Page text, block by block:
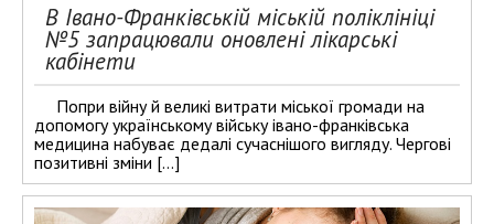
В Івано-Франківській міській поліклініці
№5 запрацювали оновлені лікарські
кабінети
Попри війну й великі витрати міської громади на
допомогу українському війську івано-франківська
медицина набуває дедалі сучаснішого вигляду. Чергові
позитивні зміни […]